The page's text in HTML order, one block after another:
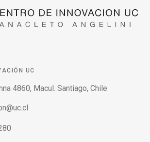
UC
4860, Macul. Santiago, Chile